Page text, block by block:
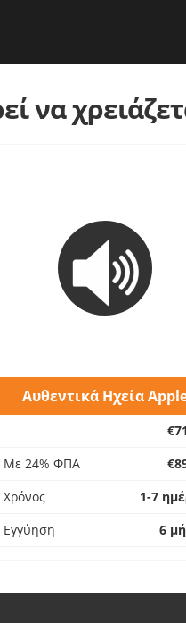
να
Αυθεντικά Ηχεία
Με 24% ΦΠΑ
Χρόνος
1-7
Εγγύηση
6